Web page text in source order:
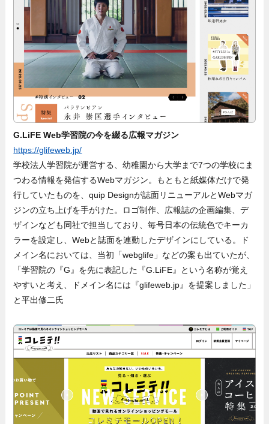
G.LiFE Web学習院の今を綴る広報マガジン
https://glifeweb.jp/
学校法人学習院が運営する、幼稚園から大学まで7つの学校にま
つわる情報を発信するWebマガジン。もともと紙媒体だけで発
行していたものを、quip Designが誌面リニューアルとWebマガ
ジンの立ち上げを手がけた。ロゴ制作、広報誌の企画編集、デ
ザインなども同社で担当しており、毎号日本の伝統色でキーカ
ラーを設定し、Webと誌面を連動したデザインにしている。ド
メイン名においては、当初「webglife」などの案も出ていたが、
「学習院の『G』を先に表記した『G.LiFE』という名称が覚え
やすいと考え、ドメイン名には『glifeweb.jp』を提案しました」
と平出修二氏